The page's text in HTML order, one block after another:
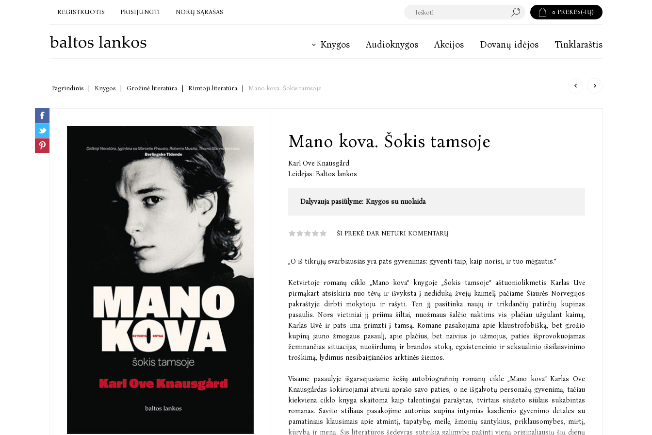
REGISTRUOTIS PRISIJUNGTI NORŲ SĄRAŠAS 0 PREKĖS(-IŲ)
Knygos Audioknygos Akcijos Dovanų idėjos Tinklaraštis
Pagrindinis Knygos Grožinė literatūra Rimtoji literatūra Mano kova. Šokis tamsoje
Mano kova. Šokis tamsoje
Karl Ove Knausgård
Leidėjas: Baltos lankos
Dalyvauja pasiūlyme: Knygos su nuolaida
ŠI PREKĖ DAR NETURI KOMENTARŲ
„O iš tikrųjų svarbiausias yra pats gyvenimas: gyventi taip, kaip norisi, ir tuo mėgautis.“
Ketvirtoje romanų ciklo „Mano kova“ knygoje „Šokis tamsoje“ aštuoniolikmetis Karlas Uvė
pirmąkart atsiskiria nuo tėvų ir išvyksta į nediduką žvejų kaimelį pačiame Šiaurės Norvegijos
pakraštyje dirbti mokytoju ir rašyti. Ten jį pasitinka naujų ir trikdančių patirčių kupinas
pasaulis. Nors vietiniai jį priima šiltai, nuožmaus šalčio naktims vis plačiau užgulant kaimą,
Karlas Uvė ir pats ima grimzti į tamsą. Romane pasakojama apie klaustrofobišką, bet grožio
kupiną jauno žmogaus pasaulį, apie plačius, bet naivius jo užmojus, paties išprovokuojamas
žeminančias situacijas, nuoširdumą ir brandos stoką, egzistencinio ir seksualinio išsilaisvinimo
troškimą, lydimus nesibaigiančios arktinės žiemos.
Visame pasaulyje išgarsėjusiame šešių autobiografinių romanų cikle „Mano kova“ Karlas Ove
Knausgårdas šokiruojamai atvirai aprašo savo paties, o ne išgalvotų personažų gyvenimą, tačiau
kiekviena ciklo knyga skaitoma kaip talentingai parašytas, tvirtais siužeto siūlais sukabintas
romanas. Savito stiliaus pasakojime autorius supina intymias kasdienio gyvenimo detales su
pamatiniais klausimais apie atmintį, tapatybę, meilę, žmonių santykius, priklausomybes, mirtį,
kūrybą ir meną. Šis literatūros šedevras suteikia galimybę pažinti vieną originaliausių šių dienų